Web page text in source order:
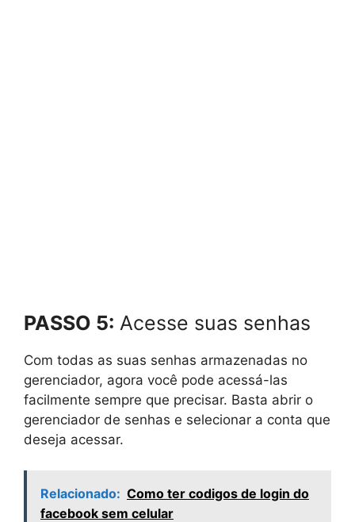
PASSO 5: Acesse suas senhas
Com todas as suas senhas armazenadas no
gerenciador, agora você pode acessá-las
facilmente sempre que precisar. Basta abrir o
gerenciador de senhas e selecionar a conta que
deseja acessar.
Relacionado: Como ter codigos de login do
facebook sem celular